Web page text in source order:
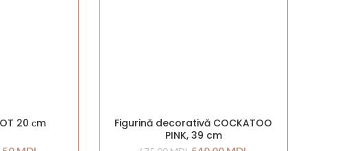
20 сm
Figurină decorativă COCKATOO
PINK, 39 cm